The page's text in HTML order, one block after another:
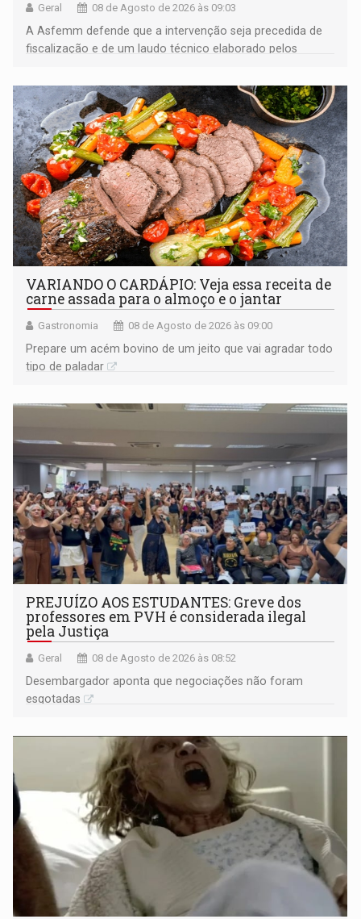
Geral 08 de Agosto de 2026 às 09:03
A Asfemm defende que a intervenção seja precedida de
fiscalização e de um laudo técnico elaborado pelos
VARIANDO O CARDÁPIO: Veja essa receita de
carne assada para o almoço e o jantar
Gastronomia 08 de Agosto de 2026 às 09:00
Prepare um acém bovino de um jeito que vai agradar todo
tipo de paladar
PREJUÍZO AOS ESTUDANTES: Greve dos
professores em PVH é considerada ilegal
pela Justiça
Geral 08 de Agosto de 2026 às 08:52
Desembargador aponta que negociações não foram
esgotadas